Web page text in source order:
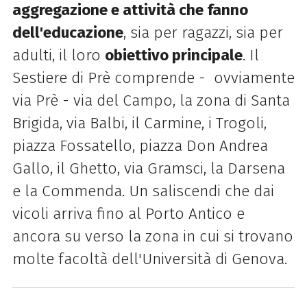
aggregazione e attività che fanno
dell'educazione, sia per ragazzi, sia per
adulti, il loro obiettivo principale. Il
Sestiere di Prè comprende - ovviamente
via Prè - via del Campo, la zona di Santa
Brigida, via Balbi, il Carmine, i Trogoli,
piazza Fossatello, piazza Don Andrea
Gallo, il Ghetto, via Gramsci, la Darsena
e la Commenda. Un saliscendi che dai
vicoli arriva fino al Porto Antico e
ancora su verso la zona in cui si trovano
molte facoltà dell'Università di Genova.